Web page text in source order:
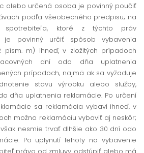
alebo určená osoba je povinný poučiť
podľa všeobecného predpisu; na
spotrebiteľa, ktoré z týchto práv
je povinný určiť spôsob vybavenia
m) ihneď, v zložitých prípadoch
dní odo dňa uplatnenia
prípadoch, najmä ak sa vyžaduje
stavu výrobku alebo služby,
dňa uplatnenia reklamácie. Po určení
sa reklamácia vybaví ihneď, v
možno reklamáciu vybaviť aj neskôr;
nesmie trvať dlhšie ako 30 dní odo
Po uplynutí lehoty na vybavenie
právo od zmluvy odstúpiť alebo má